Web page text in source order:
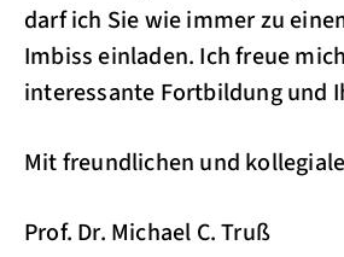
darf ich Sie wie immer zu
Imbiss einladen. Ich freue
interessante Fortbildung und
Mit freundlichen und
Prof. Dr. Michael C. Truß